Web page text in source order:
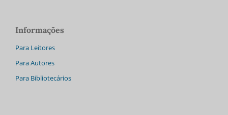
Informações
Para Leitores
Para Autores
Para Bibliotecários